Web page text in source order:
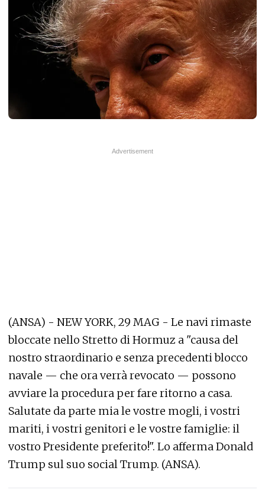
(ANSA) - NEW YORK, 29 MAG - Le navi rimaste
bloccate nello Stretto di Hormuz a "causa del
nostro straordinario e senza precedenti blocco
navale — che ora verrà revocato — possono
avviare la procedura per fare ritorno a casa.
Salutate da parte mia le vostre mogli, i vostri
mariti, i vostri genitori e le vostre famiglie: il
vostro Presidente preferito!". Lo afferma Donald
Trump sul suo social Trump. (ANSA).